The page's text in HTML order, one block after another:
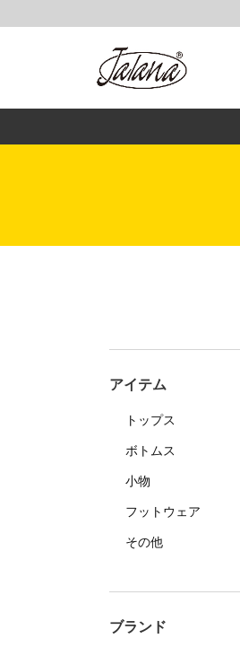
アイテム
トップス
ボトムス
小物
フットウェア
その他
ブランド